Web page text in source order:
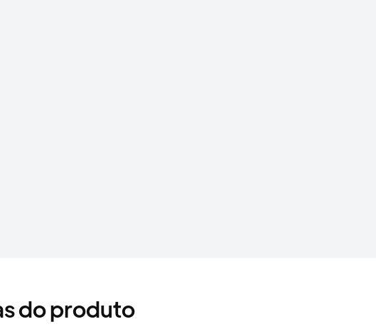
do produto